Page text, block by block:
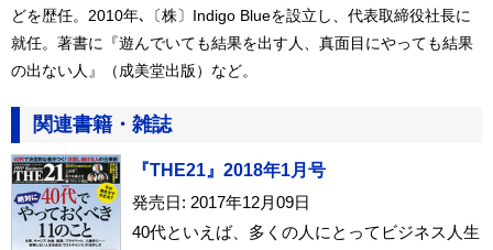
どを歴任。2010年､〔株〕Indigo Blueを設立し、代表取締役社長に
就任。著書に『遊んでいても結果を出す人、真面目にやっても結果
の出ない人』（成美堂出版）など。
関連書籍・雑誌
『THE21』2018年1月号
発売日: 2017年12月09日
40代といえば、多くの人にとってビジネス人生